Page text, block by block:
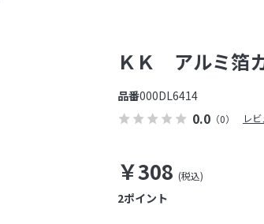
0.0 （0） レ
ＫＫ アルミ箔
￥308
品番000DL6414
ポイント
2